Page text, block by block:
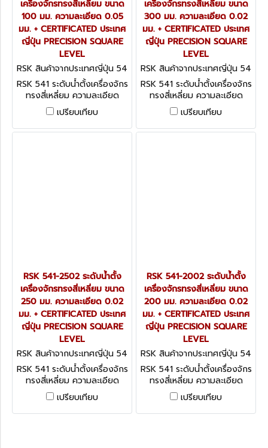
เครื่องจักรทรงสี่เหลี่ยม ขนาด
100 มม. ความละเอียด 0.05
มม. + CERTIFICATED ประเทศ
ญี่ปุ่น PRECISION SQUARE
LEVEL
RSK สินค้าจากประเทศญี่ปุ่น 54
1-1005
RSK 541 ระดับน้ำตั้งเครื่องจักร
ทรงสี่เหลี่ยม ความละเอียด
0.05 มม. + CERTIFICATED
ประเทศญี่ปุ่น PRECISION
SQUARE LEVEL
เปรียบเทียบ
เครื่องจักรทรงสี่เหลี่ยม ขนาด
300 มม. ความละเอียด 0.02
มม. + CERTIFICATED ประเทศ
ญี่ปุ่น PRECISION SQUARE
LEVEL
RSK สินค้าจากประเทศญี่ปุ่น 54
1-3002
RSK 541 ระดับน้ำตั้งเครื่องจักร
ทรงสี่เหลี่ยม ความละเอียด
0.02 มม. + CERTIFICATED
ประเทศญี่ปุ่น PRECISION
SQUARE LEVEL
เปรียบเทียบ
RSK 541-2502 ระดับน้ำตั้ง
เครื่องจักรทรงสี่เหลี่ยม ขนาด
250 มม. ความละเอียด 0.02
มม. + CERTIFICATED ประเทศ
ญี่ปุ่น PRECISION SQUARE
LEVEL
RSK สินค้าจากประเทศญี่ปุ่น 54
1-2502
RSK 541 ระดับน้ำตั้งเครื่องจักร
ทรงสี่เหลี่ยม ความละเอียด
0.02 มม. + CERTIFICATED
ประเทศญี่ปุ่น PRECISION
SQUARE LEVEL
เปรียบเทียบ
RSK 541-2002 ระดับน้ำตั้ง
เครื่องจักรทรงสี่เหลี่ยม ขนาด
200 มม. ความละเอียด 0.02
มม. + CERTIFICATED ประเทศ
ญี่ปุ่น PRECISION SQUARE
LEVEL
RSK สินค้าจากประเทศญี่ปุ่น 54
1-2002
RSK 541 ระดับน้ำตั้งเครื่องจักร
ทรงสี่เหลี่ยม ความละเอียด
0.02 มม. + CERTIFICATED
ประเทศญี่ปุ่น PRECISION
SQUARE LEVEL
เปรียบเทียบ